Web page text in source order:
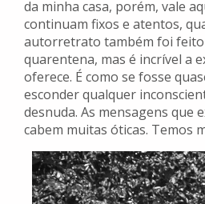
da minha casa, porém, vale
continuam fixos e atentos,
autorretrato também foi
quarentena, mas é incrível a
oferece. É como se fosse
esconder qualquer
desnuda. As mensagens que
cabem muitas óticas. Temos